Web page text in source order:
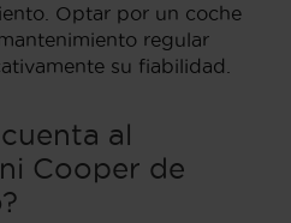
Optar por un coche
regular
su fiabilidad.
al
Cooper de